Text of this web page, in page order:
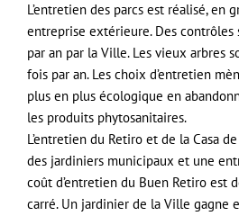
L’entretien des parcs est réalisé, en
entreprise extérieure. Des
par an par la Ville. Les vieux arbres
fois par an. Les choix d’entretien
plus en plus écologique en
les produits phytosanitaires.
L’entretien du Retiro et de la Casa
des jardiniers municipaux et une
coût d’entretien du Buen Retiro est
carré. Un jardinier de la Ville gagne